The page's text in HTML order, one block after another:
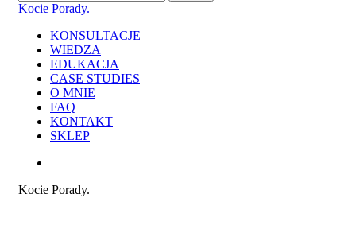
Close
Kocie Porady.
search
Menu
KONSULTACJE
WIEDZA
EDUKACJA
CASE STUDIES
O MNIE
FAQ
KONTAKT
SKLEP
Kocie Porady.